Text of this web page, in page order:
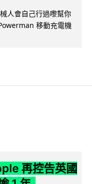
人會自己行過嚟幫你
移動充電機
再控告英國